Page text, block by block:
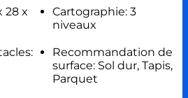
28 x
Cartographie: 3
niveaux
Recommandation de
surface: Sol dur, Tapis,
Parquet